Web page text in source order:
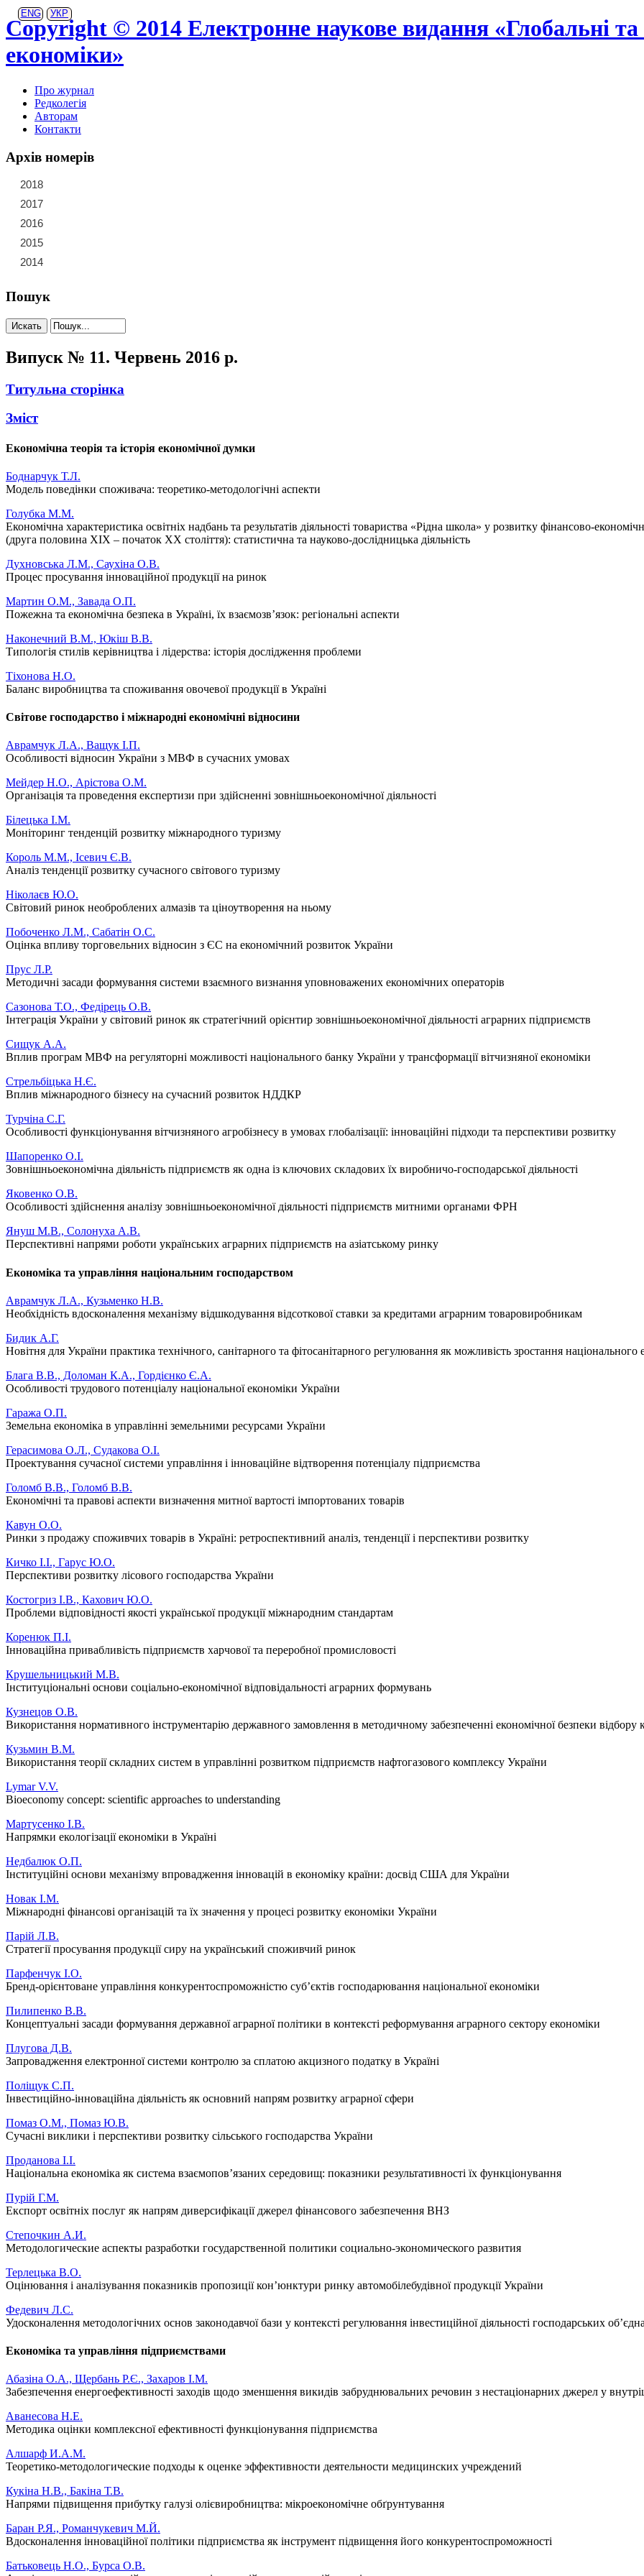
ENG УКР
Copyright © 2014 Електронне наукове видання «Глобальні
економіки»
Про журнал
Редколегія
Авторам
Контакти
Архів номерів
2018
2017
2016
2015
2014
Пошук
Випуск № 11. Червень 2016 р.
Титульна сторінка
Зміст
Економічна теорія та історія економічної думки
Боднарчук Т.Л.
Модель поведінки споживача: теоретико-методологічні аспекти
Голубка М.М.
Економічна характеристика освітніх надбань та результатів діяльності товариства «Рідна школа» у розвитку фінансово-
(друга половина ХІХ – початок ХХ століття): статистична та науково-дослідницька діяльність
Духновська Л.М., Саухіна О.В.
Процес просування інноваційної продукції на ринок
Мартин О.М., Завада О.П.
Пожежна та економічна безпека в Україні, їх взаємозв’язок: регіональні аспекти
Наконечний В.М., Юкіш В.В.
Типологія стилів керівництва і лідерства: історія дослідження проблеми
Тіхонова Н.О.
Баланс виробництва та споживання овочевої продукції в Україні
Світове господарство і міжнародні економічні відносини
Аврамчук Л.А., Ващук І.П.
Особливості відносин України з МВФ в сучасних умовах
Мейдер Н.О., Арістова О.М.
Організація та проведення експертизи при здійсненні зовнішньоекономічної діяльності
Білецька І.М.
Моніторинг тенденцій розвитку міжнародного туризму
Король М.М., Ісевич Є.В.
Аналіз тенденції розвитку сучасного світового туризму
Ніколаєв Ю.О.
Світовий ринок необроблених алмазів та ціноутворення на ньому
Побоченко Л.М., Сабатін О.С.
Оцінка впливу торговельних відносин з ЄС на економічний розвиток України
Прус Л.Р.
Методичні засади формування системи взаємного визнання уповноважених економічних операторів
Сазонова Т.О., Федірець О.В.
Інтеграція України у світовий ринок як стратегічний орієнтир зовнішньоекономічної діяльності аграрних підприємств
Сищук А.А.
Вплив програм МВФ на регуляторні можливості національного банку України у трансформації вітчизняної економіки
Стрельбіцька Н.Є.
Вплив міжнародного бізнесу на сучасний розвиток НДДКР
Турчіна С.Г.
Особливості функціонування вітчизняного агробізнесу в умовах глобалізації: інноваційні підходи та перспективи розвитку
Шапоренко О.І.
Зовнішньоекономічна діяльність підприємств як одна із ключових складових їх виробничо-господарської діяльності
Яковенко О.В.
Особливості здійснення аналізу зовнішньоекономічної діяльності підприємств митними органами ФРН
Януш М.В., Солонуха А.В.
Перспективні напрями роботи українських аграрних підприємств на азіатському ринку
Економіка та управління національним господарством
Аврамчук Л.А., Кузьменко Н.В.
Необхідність вдосконалення механізму відшкодування відсоткової ставки за кредитами аграрним товаровиробникам
Бидик А.Г.
Новітня для України практика технічного, санітарного та фітосанітарного регулювання як можливість зростання
Блага В.В., Доломан К.А., Гордієнко Є.А.
Особливості трудового потенціалу національної економіки України
Гаража О.П.
Земельна економіка в управлінні земельними ресурсами України
Герасимова О.Л., Судакова О.І.
Проектування сучасної системи управління і інноваційне відтворення потенціалу підприємства
Голомб В.В., Голомб В.В.
Економічні та правові аспекти визначення митної вартості імпортованих товарів
Кавун О.О.
Ринки з продажу споживчих товарів в Україні: ретроспективний аналіз, тенденції і перспективи розвитку
Кичко І.І., Гарус Ю.О.
Перспективи розвитку лісового господарства України
Костогриз І.В., Кахович Ю.О.
Проблеми відповідності якості української продукції міжнародним стандартам
Коренюк П.І.
Інноваційна привабливість підприємств харчової та переробної промисловості
Крушельницький М.В.
Інституціональні основи соціально-економічної відповідальності аграрних формувань
Кузнецов О.В.
Використання нормативного інструментарію державного замовлення в методичному забезпеченні економічної безпеки відбору
Кузьмин В.М.
Використання теорії складних систем в управлінні розвитком підприємств нафтогазового комплексу України
Lymar V.V.
Bioeconomy concept: scientific approaches to understanding
Мартусенко І.В.
Напрямки екологізації економіки в Україні
Недбалюк О.П.
Інституційні основи механізму впровадження інновацій в економіку країни: досвід США для України
Новак І.М.
Міжнародні фінансові організацій та їх значення у процесі розвитку економіки України
Парій Л.В.
Стратегії просування продукції сиру на український споживчий ринок
Парфенчук І.О.
Бренд-орієнтоване управління конкурентоспроможністю суб’єктів господарювання національної економіки
Пилипенко В.В.
Концептуальні засади формування державної аграрної політики в контексті реформування аграрного сектору економіки
Плугова Д.В.
Запровадження електронної системи контролю за сплатою акцизного податку в Україні
Поліщук С.П.
Інвестиційно-інноваційна діяльність як основний напрям розвитку аграрної сфери
Помаз О.М., Помаз Ю.В.
Сучасні виклики і перспективи розвитку сільського господарства України
Проданова І.І.
Національна економіка як система взаємопов’язаних середовищ: показники результативності їх функціонування
Пурій Г.М.
Експорт освітніх послуг як напрям диверсифікації джерел фінансового забезпечення ВНЗ
Степочкин А.И.
Методологические аспекты разработки государственной политики социально-экономического развития
Терлецька В.О.
Оцінювання і аналізування показників пропозиції кон’юнктури ринку автомобілебудівної продукції України
Федевич Л.С.
Удосконалення методологічних основ законодавчої бази у контексті регулювання інвестиційної діяльності господарських
Економіка та управління підприємствами
Абазіна О.А., Щербань Р.Є., Захаров І.М.
Забезпечення енергоефективності заходів щодо зменшення викидів забруднювальних речовин з нестаціонарних джерел у
Аванесова Н.Е.
Методика оцінки комплексної ефективності функціонування підприємства
Алшарф И.А.М.
Теоретико-методологические подходы к оценке эффективности деятельности медицинских учреждений
Кукіна Н.В., Бакіна Т.В.
Напрями підвищення прибутку галузі олієвиробництва: мікроекономічне обґрунтування
Баран Р.Я., Романчукевич М.Й.
Вдосконалення інноваційної політики підприємства як інструмент підвищення його конкурентоспроможності
Батьковець Н.О., Бурса О.В.